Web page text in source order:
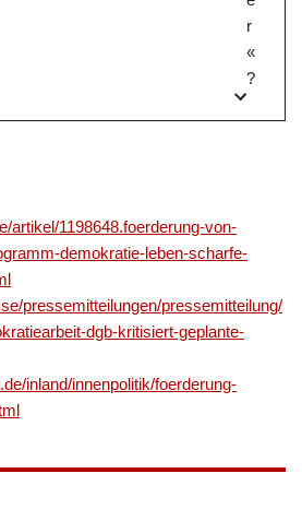
r
«
?
artikel/1198648.foerderung-von-
demokratie-leben-scharfe-
pressemitteilungen/pressemitteilung/
dgb-kritisiert-geplante-
inland/innenpolitik/foerderung-